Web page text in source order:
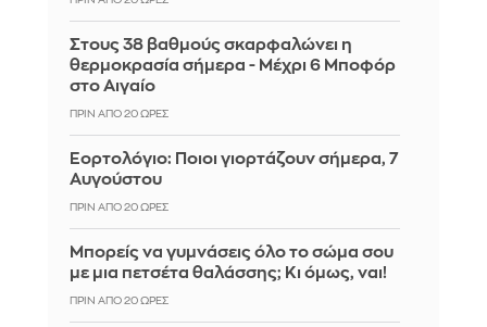
Στους 38 βαθμούς σκαρφαλώνει η
θερμοκρασία σήμερα - Μέχρι 6 Μποφόρ
στο Αιγαίο
ΠΡΙΝ ΑΠΌ 20 ΏΡΕΣ
Εορτολόγιο: Ποιοι γιορτάζουν σήμερα, 7
Αυγούστου
ΠΡΙΝ ΑΠΌ 20 ΏΡΕΣ
Μπορείς να γυμνάσεις όλο το σώμα σου
με μια πετσέτα θαλάσσης; Κι όμως, ναι!
ΠΡΙΝ ΑΠΌ 20 ΏΡΕΣ